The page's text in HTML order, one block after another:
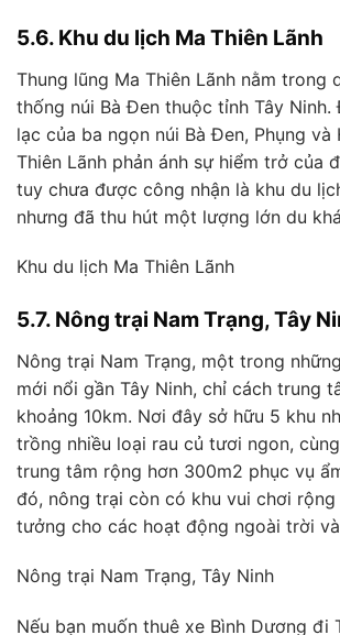
5.6. Khu du lịch Ma Thiên Lãnh
Thung lũng Ma Thiên Lãnh nằm trong
thống núi Bà Đen thuộc tỉnh Tây
lạc của ba ngọn núi Bà Đen, Phụng và
Thiên Lãnh phản ánh sự hiểm trở của
tuy chưa được công nhận là khu du
nhưng đã thu hút một lượng lớn du
Khu du lịch Ma Thiên Lãnh
5.7. Nông trại Nam Trạng, Tây
Nông trại Nam Trạng, một trong
mới nổi gần Tây Ninh, chỉ cách trung
khoảng 10km. Nơi đây sở hữu 5 khu
trồng nhiều loại rau củ tươi ngon,
trung tâm rộng hơn 300m2 phục vụ
đó, nông trại còn có khu vui chơi
tưởng cho các hoạt động ngoài trời
Nông trại Nam Trạng, Tây Ninh
Nếu bạn muốn thuê xe Bình Dương đi